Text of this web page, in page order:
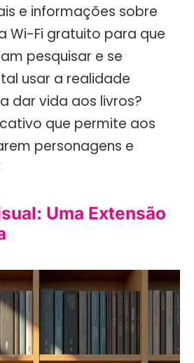
e informações sobre
Wi-Fi gratuito para que
pesquisar e se
usar a realidade
dar vida aos livros?
que permite aos
personagens e
Uma Extensão